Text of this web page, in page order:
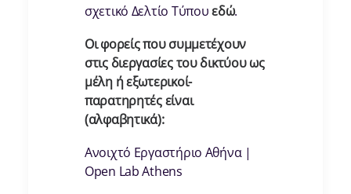
σχετικό Δελτίο Τύπουεδώ.
Οι φορείς που συμμετέχουν
στις διεργασίες του δικτύου ως
μέλη ή εξωτερικοί-
παρατηρητές είναι
(αλφαβητικά):
Ανοιχτό Εργαστήριο Αθήνα |
Open Lab Athens